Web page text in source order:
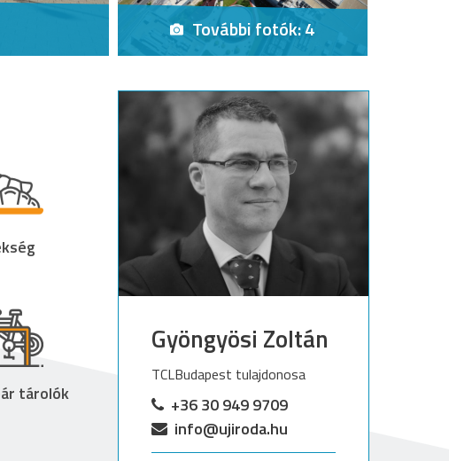
További fotók: 4
tárolók
Gyöngyösi Zoltán
TCLBudapest tulajdonosa
+36 30 949 9709
info@ujiroda.hu